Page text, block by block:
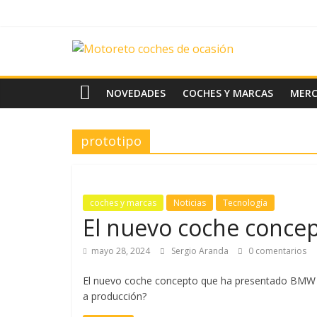
News
Motoreto
Noticias
de
ocasión
NOVEDADES COCHES Y MARCAS
prototipo
coches y marcas Noticias Tecnología
El nuevo coche
mayo 28, 2024 Sergio Aranda 0 comentarios
El nuevo coche concepto que ha presentado BMW
a producción?